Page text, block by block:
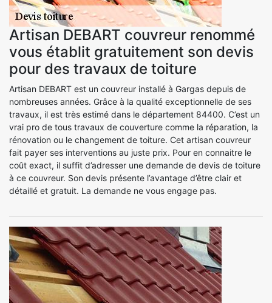
Artisan DEBART couvreur renommé
vous établit gratuitement son devis
pour des travaux de toiture
Artisan DEBART est un couvreur installé à Gargas depuis de
nombreuses années. Grâce à la qualité exceptionnelle de ses
travaux, il est très estimé dans le département 84400. C’est un
vrai pro de tous travaux de couverture comme la réparation, la
rénovation ou le changement de toiture. Cet artisan couvreur
fait payer ses interventions au juste prix. Pour en connaitre le
coût exact, il suffit d’adresser une demande de devis de toiture
à ce couvreur. Son devis présente l’avantage d’être clair et
détaillé et gratuit. La demande ne vous engage pas.